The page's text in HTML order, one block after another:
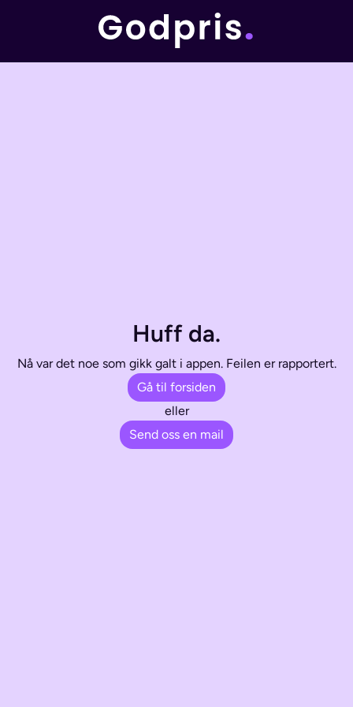
Huff da.
Nå var det noe som gikk galt i appen. Feilen er rapportert.
Gå til forsiden
eller
Send oss en mail